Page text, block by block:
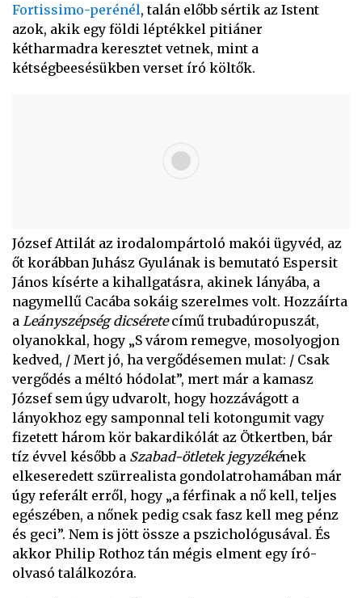
Fortissimo-perénél, talán előbb sértik az Istent
azok, akik egy földi léptékkel pitiáner
kétharmadra keresztet vetnek, mint a
kétségbeesésükben verset író költők.
József Attilát az irodalompártoló makói ügyvéd, az
őt korábban Juhász Gyulának is bemutató Espersit
János kísérte a kihallgatásra, akinek lányába, a
nagymellű Cacába sokáig szerelmes volt. Hozzáírta
a Leányszépség dicséretecímű trubadúropuszát,
olyanokkal, hogy „S várom remegve, mosolyogjon
kedved, / Mert jó, ha vergődésemen mulat: / Csak
vergődés a méltó hódolat”, mert már a kamasz
József sem úgy udvarolt, hogy hozzávágott a
lányokhoz egy samponnal teli kotongumit vagy
fizetett három kör bakardikólát az Ötkertben, bár
tíz évvel később a Szabad-ötletek jegyzékének
elkeseredett szürrealista gondolatrohamában már
úgy referált erről, hogy „a férfinak a nő kell, teljes
egészében, a nőnek pedig csak fasz kell meg pénz
és geci”. Nem is jött össze a pszichológusával. És
akkor Philip Rothoz tán mégis elment egy író-
olvasó találkozóra.